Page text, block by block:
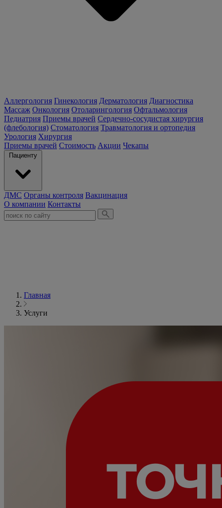
Аллергология Гинекология Дерматология Диагностика
Массаж Онкология Отоларингология Офтальмология
Педиатрия Приемы врачей Сердечно-сосудистая хирургия
(флебология) Стоматология Травматология и ортопедия
Урология Хирургия
Приемы врачей Стоимость Акции Чекапы
Пациенту
ДМС Органы контроля Вакцинация
О компании Контакты
Главная
Услуги